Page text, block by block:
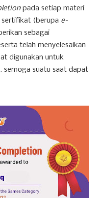
pada setiap materi
(berupa e-
sebagai
telah menyelesaikan
digunakan untuk
semoga suatu saat dapat